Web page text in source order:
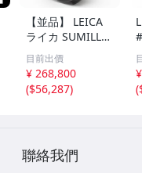
【並品】 LEICA
ライカ SUMILLU
X ズミルックス 3
5mm F1.4【動作
確認済み】 #282
7458
目前出價
¥ 268,800
($56,287)
(
聯絡我們